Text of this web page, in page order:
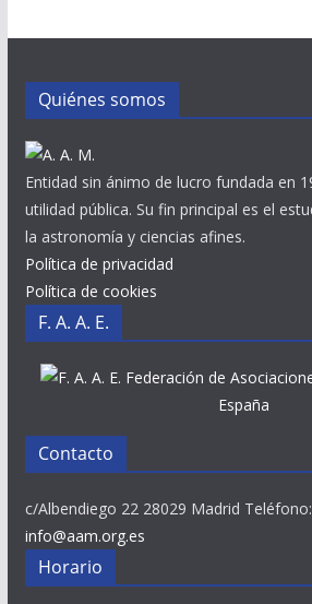
Quiénes somos
Entidad sin ánimo de lucro fundada en
utilidad pública. Su fin principal es el
la astronomía y ciencias afines.
Política de privacidad
Política de cookies
F. A. A. E.
Federación de
España
Contacto
c/Albendiego 22 28029 Madrid
info@aam.org.es
Horario